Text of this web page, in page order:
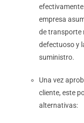
empresa
de transporte
defectuoso y
suministro.
Una vez
cliente, este
alternativas: